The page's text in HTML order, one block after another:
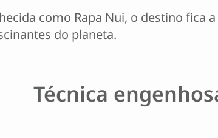
como Rapa Nui, o destino fica
do planeta.
Técnica